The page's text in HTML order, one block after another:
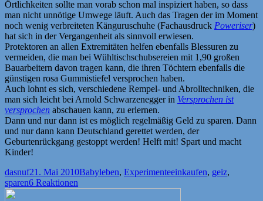
Örtlichkeiten sollte man vorab schon mal inspiziert haben, so dass
man nicht unnötige Umwege läuft. Auch das Tragen der im Moment
noch wenig verbreiteten Känguruschuhe (Fachausdruck Poweriser)
hat sich in der Vergangenheit als sinnvoll erwiesen.
Protektoren an allen Extremitäten helfen ebenfalls Blessuren zu
vermeiden, die man bei Wühltischschubsereien mit 1,90 großen
Bauarbeitern davon tragen kann, die ihren Töchtern ebenfalls die
günstigen rosa Gummistiefel versprochen haben.
Auch lohnt es sich, verschiedene Rempel- und Abrolltechniken, die
man sich leicht bei Arnold Schwarzenegger in Versprochen ist
versprochen abschauen kann, zu erlernen.
Dann und nur dann ist es möglich regelmäßig Geld zu sparen. Dann
und nur dann kann Deutschland gerettet werden, der
Geburtenrückgang gestoppt werden! Helft mit! Spart und macht
Kinder!
Autor
dasnufVeröffentlicht
am
21. Mai 2010Kategorien
Babyleben, ExperimenteSchlagwörter
einkaufen, geiz,
sparen6 Reaktionen